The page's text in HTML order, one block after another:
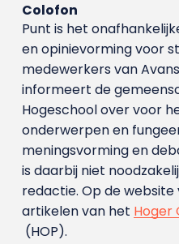
Colofon
Punt is het
en opinievorming voor
medewerkers van
informeert de
Hogeschool over voor
onderwerpen en
meningsvorming en
is daarbij niet
redactie. Op de website
artikelen van het Hoger
(HOP).